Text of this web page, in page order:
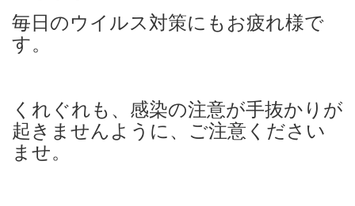
毎日のウイルス対策にもお疲れ様で
す。
くれぐれも、感染の注意が手抜かりが
起きませんように、ご注意ください
ませ。